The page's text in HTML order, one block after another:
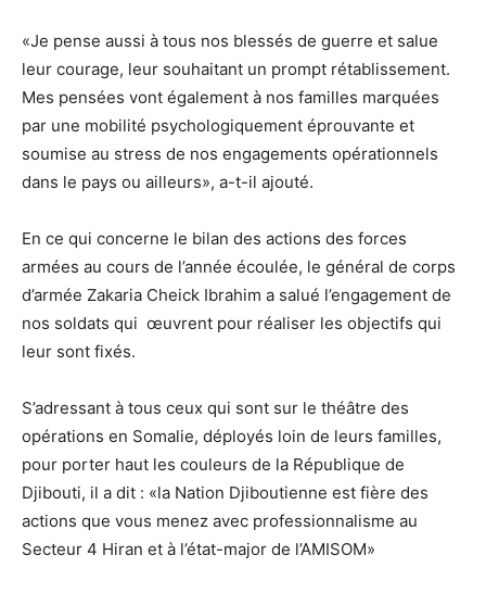
«Je pense aussi à tous nos blessés de guerre et salue
leur courage, leur souhaitant un prompt rétablissement.
Mes pensées vont également à nos familles marquées
par une mobilité psychologiquement éprouvante et
soumise au stress de nos engagements opérationnels
dans le pays ou ailleurs», a-t-il ajouté.
En ce qui concerne le bilan des actions des forces
armées au cours de l’année écoulée, le général de corps
d’armée Zakaria Cheick Ibrahim a salué l’engagement de
nos soldats qui œuvrent pour réaliser les objectifs qui
leur sont fixés.
S’adressant à tous ceux qui sont sur le théâtre des
opérations en Somalie, déployés loin de leurs familles,
pour porter haut les couleurs de la République de
Djibouti, il a dit : «la Nation Djiboutienne est fière des
actions que vous menez avec professionnalisme au
Secteur 4 Hiran et à l’état-major de l’AMISOM»